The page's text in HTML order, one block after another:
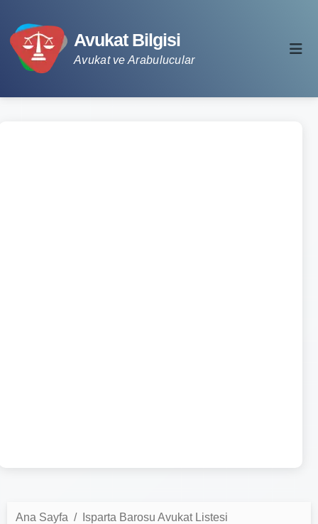
Avukat Bilgisi
Avukat ve Arabulucular
Ana Sayfa
Isparta Barosu Avukat Listesi